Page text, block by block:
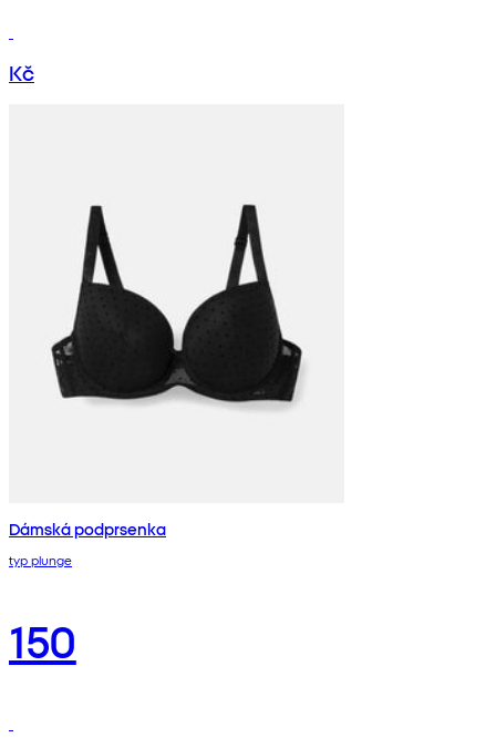
Kč
Dámská podprsenka
typ plunge
150